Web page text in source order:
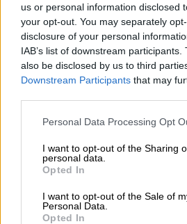
us or personal information disclosed
your opt-out. You may separately
disclosure of your personal
IAB’s list of downstream
also be disclosed by us to third
Downstream Participants that may
Please note that this website/app
not limited to your visit or usage
grant or deny consent to Google and
use your data for below specified
consent section.
Personal Data Processing Opt
I want to opt-out of the Sharing
personal data.
Opted In
I want to opt-out of the Sale of
Personal Data.
Opted In
Συνεχείς οι εξελίξεις -
κατηγορούμενοι
την ανθρωποκτονία του
της ΑΕΚ, Μιχάλη Κατσουρή